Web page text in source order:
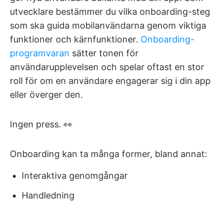
utvecklare bestämmer du vilka onboarding-steg
som ska guida mobilanvändarna genom viktiga
funktioner och kärnfunktioner. Onboarding-
programvaran sätter tonen för
användarupplevelsen och spelar oftast en stor
roll för om en användare engagerar sig i din app
eller överger den.
Ingen press. 👀
Onboarding kan ta många former, bland annat:
Interaktiva genomgångar
Handledning